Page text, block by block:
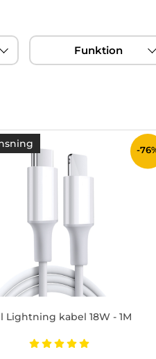
Funktion
-
Lightning kabel 18W - 1M
Betyg: 5 stjärnor av 5